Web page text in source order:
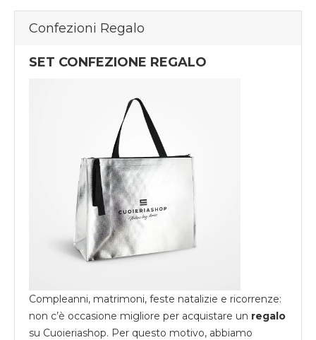
Confezioni Regalo
SET CONFEZIONE REGALO
Compleanni, matrimoni, feste natalizie e ricorrenze:
non c’è occasione migliore per acquistare un regalo
su Cuoieriashop. Per questo motivo, abbiamo